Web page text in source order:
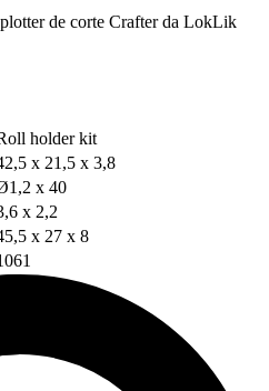
de corte Crafter da LokLik
holder kit
x 21,5 x 3,8
x 40
x 2,2
x 27 x 8